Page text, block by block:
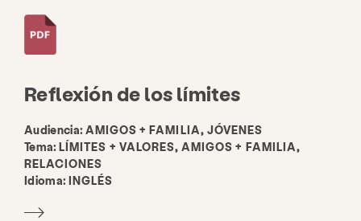
Reflexión de los límites
Audiencia: AMIGOS + FAMILIA, JÓVENES
Tema:LÍMITES + VALORES, AMIGOS + FAMILIA,
RELACIONES
Idioma: INGLÉS